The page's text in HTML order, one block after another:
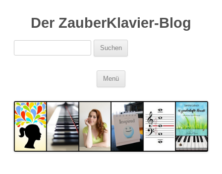
Der ZauberKlavier-Blog
Suchen
nach:
Menü